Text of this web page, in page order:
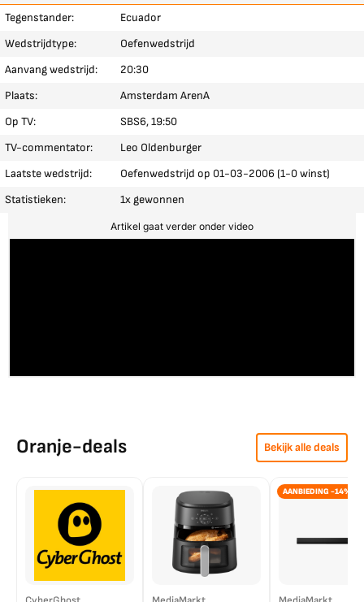
Tegenstander:
Ecuador
Wedstrijdtype:
Oefenwedstrijd
Aanvang wedstrijd:
20:30
Plaats:
Amsterdam ArenA
Op TV:
SBS6, 19:50
TV-commentator:
Leo Oldenburger
Laatste wedstrijd:
Oefenwedstrijd op 01-03-2006 (1-0 winst)
Statistieken:
1x gewonnen
Artikel gaat verder onder video
Oranje-deals Bekijk alle deals
AANBIEDING -14%